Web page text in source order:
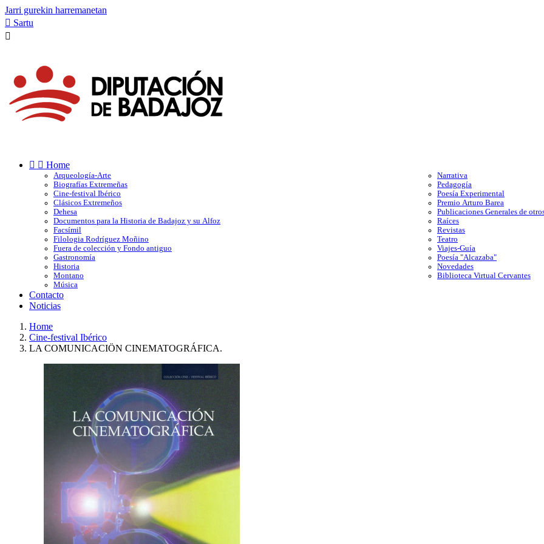
Jarri gurekin harremanetan
 Sartu

  Home
Arqueología-Arte
Biografías Extremeñas
Cine-festival Ibérico
Clásicos Extremeños
Dehesa
Documentos para la Historia de Badajoz y su Alfoz
Facsímil
Filologia Rodríguez Moñino
Fuera de colección y Fondo antiguo
Gastronomía
Historia
Montano
Música
Narrativa
Pedagogía
Poesía Experimental
Premio Arturo Barea
Publicaciones Generales de
Raíces
Revistas
Teatro
Viajes-Guía
Poesía "Alcazaba"
Novedades
Biblioteca Virtual Cervantes
Contacto
Noticias
Home
Cine-festival Ibérico
LA COMUNICACIÖN CINEMATOGRÁFICA.